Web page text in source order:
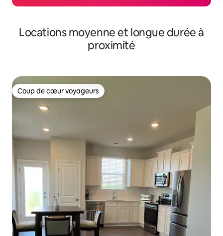
Locations moyenne et longue durée à
proximité
Coup de cœur voyageurs
Coup de cœur voyageurs